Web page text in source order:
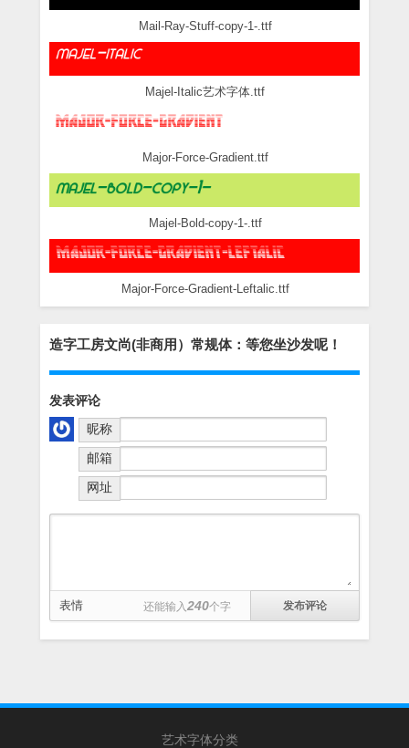
Mail-Ray-Stuff-copy-1-.ttf
Majel-Italic艺术字体.ttf
Major-Force-Gradient.ttf
Majel-Bold-copy-1-.ttf
Major-Force-Gradient-Leftalic.ttf
造字工房文尚(非商用）常规体：等您坐沙发呢！
发表评论
昵称
邮箱
网址
表情 还能输入240个字
艺术字体分类